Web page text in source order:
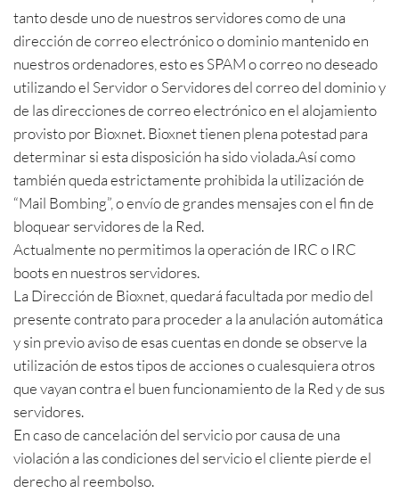
tanto desde uno de nuestros servidores como de una
dirección de correo electrónico o dominio mantenido en
nuestros ordenadores, esto es SPAM o correo no deseado
utilizando el Servidor o Servidores del correo del dominio y
de las direcciones de correo electrónico en el alojamiento
provisto por Bioxnet. Bioxnet tienen plena potestad para
determinar si esta disposición ha sido violada.Así como
también queda estrictamente prohibida la utilización de
“Mail Bombing”, o envío de grandes mensajes con el fin de
bloquear servidores de la Red.
Actualmente no permitimos la operación de IRC o IRC
boots en nuestros servidores.
La Dirección de Bioxnet, quedará facultada por medio del
presente contrato para proceder a la anulación automática
y sin previo aviso de esas cuentas en donde se observe la
utilización de estos tipos de acciones o cualesquiera otros
que vayan contra el buen funcionamiento de la Red y de sus
servidores.
En caso de cancelación del servicio por causa de una
violación a las condiciones del servicio el cliente pierde el
derecho al reembolso.